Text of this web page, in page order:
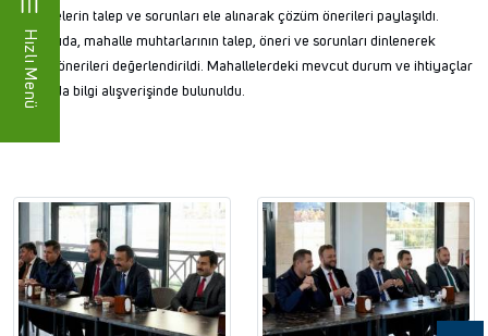
Hızlı Menü
mahallelerin talep ve sorunları ele alınarak çözüm önerileri paylaşıldı.
Toplantıda, mahalle muhtarlarının talep, öneri ve sorunları dinlenerek
çözüm önerileri değerlendirildi. Mahallelerdeki mevcut durum ve ihtiyaçlar
hakkında bilgi alışverişinde bulunuldu.